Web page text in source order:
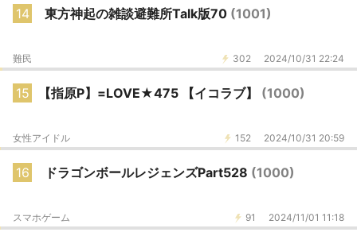
14 東方神起の雑談避難所Talk版70 (1001)
302 2024/10/31 22:24
難民
15 【指原P】=LOVE★475 【イコラブ】 (1000)
152 2024/10/31 20:59
女性アイドル
16 ドラゴンボールレジェンズPart528 (1000)
91 2024/11/01 11:18
スマホゲーム